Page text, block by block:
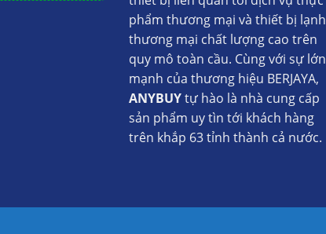
phẩm thương mại và thiết bị lạnh
thương mại chất lượng cao trên
quy mô toàn cầu. Cùng với sự lớn
mạnh của thương hiệu BERJAYA,
ANYBUYtự hào là nhà cung cấp
sản phẩm uy tìn tới khách hàng
trên khắp 63 tỉnh thành cả nước.